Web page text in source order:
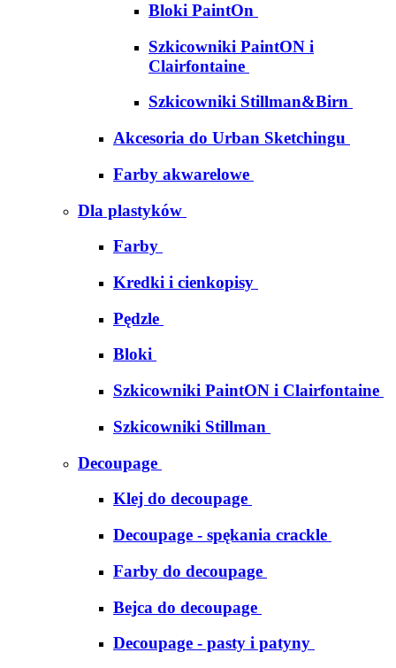
Bloki PaintOn
Szkicowniki PaintON i
Clairfontaine
Szkicowniki Stillman&Birn
Akcesoria do Urban Sketchingu
Farby akwarelowe
Dla plastyków
Farby
Kredki i cienkopisy
Pędzle
Bloki
Szkicowniki PaintON i Clairfontaine
Szkicowniki Stillman
Decoupage
Klej do decoupage
Decoupage - spękania crackle
Farby do decoupage
Bejca do decoupage
Decoupage - pasty i patyny